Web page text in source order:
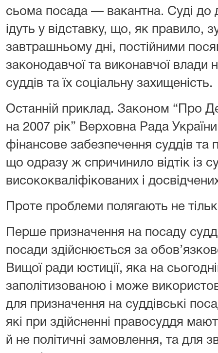
сьома посада — вакантна. Суді до
ідуть у відставку, що, як правило,
завтрашньому дні, постійними
законодавчої та виконавчої влади
суддів та їх соціальну захищеність.
Останній приклад. Законом “Про
на 2007 рік” Верховна Рада
фінансове забезпечення суддів та
що одразу ж спричинило відтік із
висококваліфікованих і
Проте проблеми полягають не
Перше призначення на посаду
посади здійснюється за
Вищої ради юстиції, яка на
заполітизованою і може
для призначення на суддівські
які при здійсненні правосуддя
й не політичні замовлення, та для